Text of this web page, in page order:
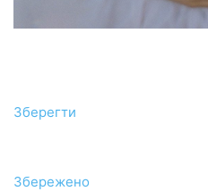
Зберегти
Збережено